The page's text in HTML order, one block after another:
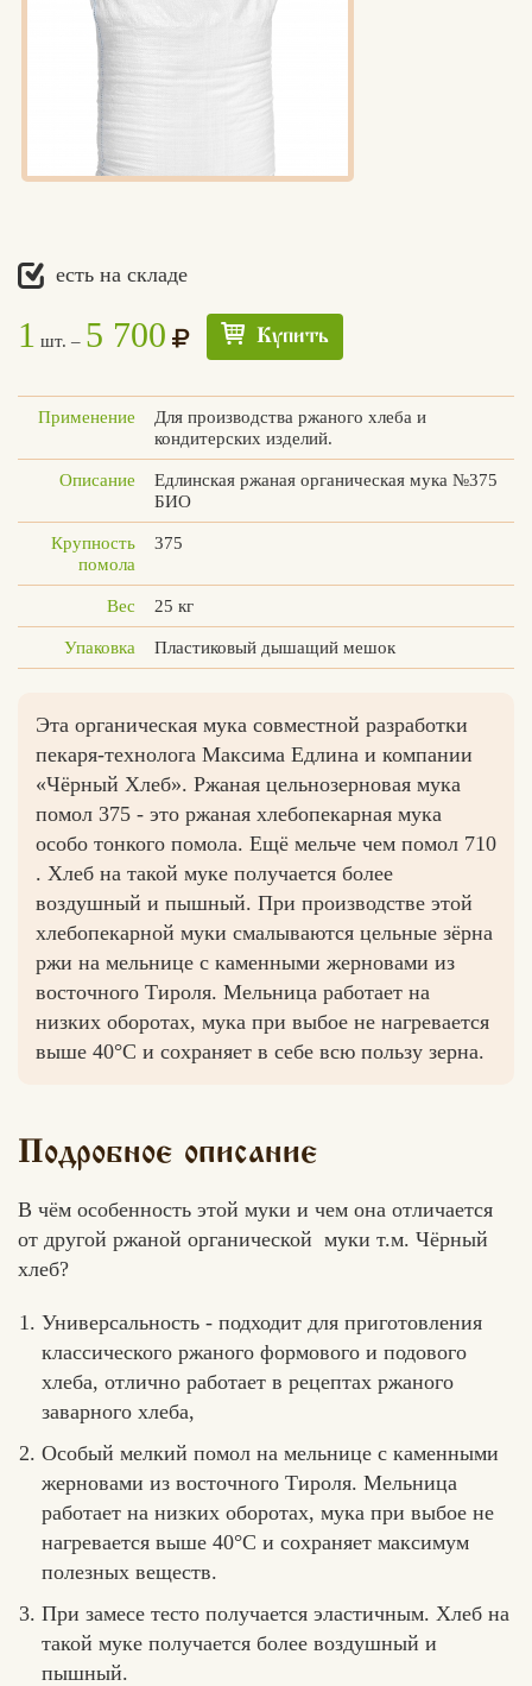
Едлин
Вконтакте
Max
есть на складе
1 шт. – 5 700 Купить
Применение
Для производства ржаного хлеба и
кондитерских изделий.
Описание
Едлинская ржаная органическая мука №375
БИО
Крупность
помола
375
Вес 25 кг
Упаковка Пластиковый дышащий мешок
Эта органическая мука совместной разработки
пекаря-технолога Максима Едлина и компании
«Чёрный Хлеб». Ржаная цельнозерновая мука
помол 375 - это ржаная хлебопекарная мука
особо тонкого помола. Ещё мельче чем помол 710
. Хлеб на такой муке получается более
воздушный и пышный. При производстве этой
хлебопекарной муки смалываются цельные зёрна
ржи на мельнице с каменными жерновами из
восточного Тироля. Мельница работает на
низких оборотах, мука при выбое не нагревается
выше 40°С и сохраняет в себе всю пользу зерна.
Подробное описание
В чём особенность этой муки и чем она отличается
от другой ржаной органической муки т.м. Чёрный
хлеб?
Универсальность - подходит для приготовления
классического ржаного формового и подового
хлеба, отлично работает в рецептах ржаного
заварного хлеба,
Особый мелкий помол на мельнице с каменными
жерновами из восточного Тироля. Мельница
работает на низких оборотах, мука при выбое не
нагревается выше 40°С и сохраняет максимум
полезных веществ.
При замесе тесто получается эластичным. Хлеб на
такой муке получается более воздушный и
пышный.